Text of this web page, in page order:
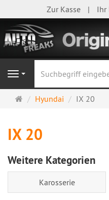
Zur Kasse Ihr
Navigation
Startseite
Hyundai IX 20
IX 20
Weitere Kategorien
Karosserie